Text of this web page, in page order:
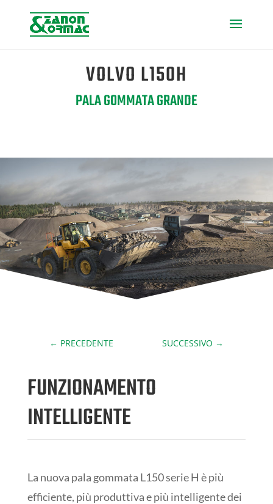
VOLVO L150H
PALA GOMMATA GRANDE
← PRECEDENTE SUCCESSIVO →
FUNZIONAMENTO
INTELLIGENTE
La nuova pala gommata L150 serie H è più
efficiente, più produttiva e più intelligente dei